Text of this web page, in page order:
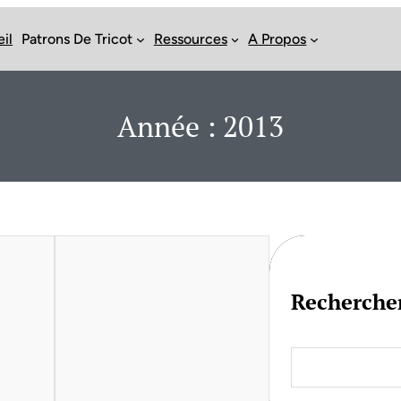
Patrons De Tricot Ressources A Propos
Année : 2013
a